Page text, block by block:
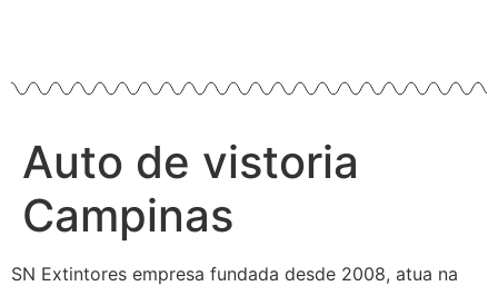
Auto de vistoria
Campinas
SN Extintores empresa fundada desde 2008, atua na